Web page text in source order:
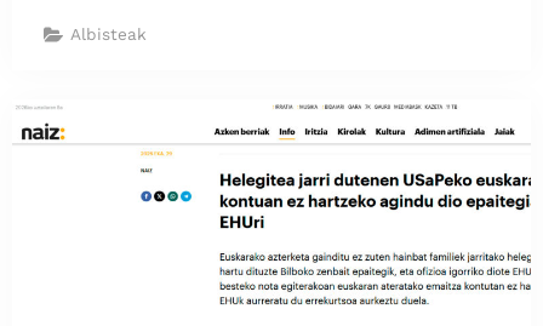
orokortzea
eskatu
dugu
lagunek
Bilbon,
Donostian
Albisteak